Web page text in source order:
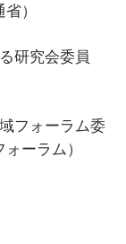
）
研究会委員
フォーラム委
ーラム）